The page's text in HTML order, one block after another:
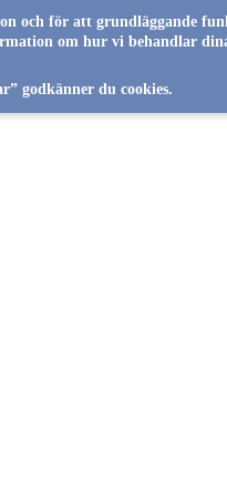
och för att grundläggande
om hur vi behandlar
godkänner du cookies.